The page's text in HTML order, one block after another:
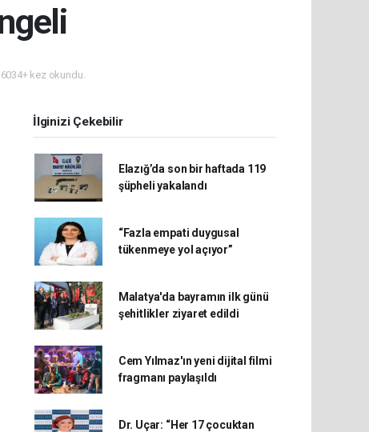
kez okundu.
İlginizi Çekebilir
Elazığ’da son bir haftada 119
şüpheli yakalandı
“Fazla empati duygusal
tükenmeye yol açıyor”
Malatya'da bayramın ilk günü
şehitlikler ziyaret edildi
Cem Yılmaz'ın yeni dijital filmi
fragmanı paylaşıldı
Dr. Uçar: “Her 17 çocuktan